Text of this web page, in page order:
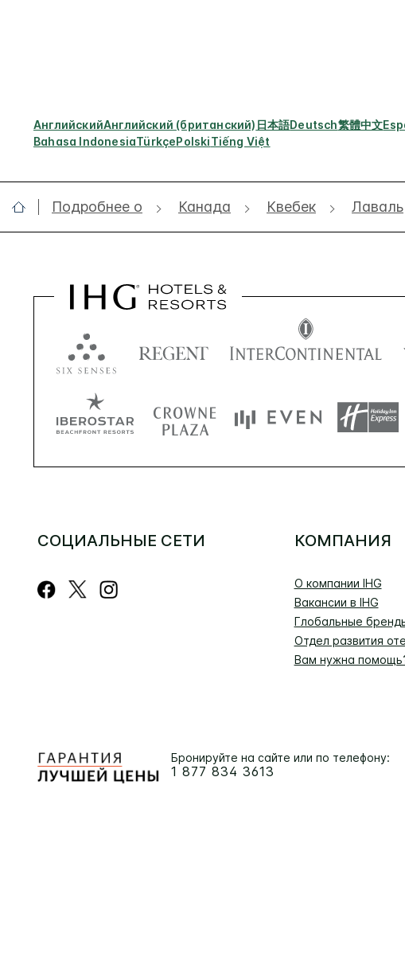
АнглийскийАнглийский (британский) 日本語Deutsch繁體中文
Bahasa IndonesiaTürkçePolskiTiếng Việt
Подробнее о Канада Квебек Лаваль
СОЦИАЛЬНЫЕ СЕТИ КОМПАНИЯ
О компании IHG
Вакансии в IHG
Глобальные
Отдел развития
Вам нужна
Бронируйте на сайте или по телефону:
1 877 834 3613